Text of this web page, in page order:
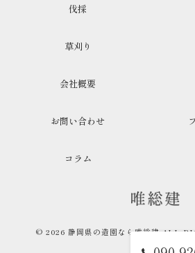
伐採
草刈り
会社概要
お問い合わせ
コラム
© 2026 静岡県の造園なら唯総建 ALL